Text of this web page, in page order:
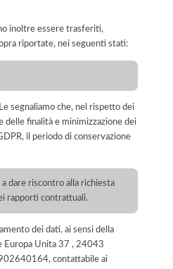
inoltre essere trasferiti,
riportate, nei seguenti stati:
segnaliamo che, nel rispetto dei
delle finalità e minimizzazione dei
il periodo di conservazione
a dare riscontro alla richiesta
rapporti contrattuali.
dei dati, ai sensi della
Europa Unita 37 , 24043
contattabile ai